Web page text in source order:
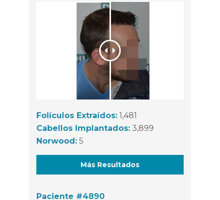
Folículos Extraídos: 1,481
Cabellos Implantados: 3,899
Norwood: 5
Más Resultados
Paciente #4890